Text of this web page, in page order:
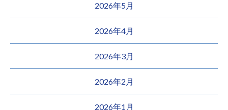
2026年5月
2026年4月
2026年3月
2026年2月
2026年1月